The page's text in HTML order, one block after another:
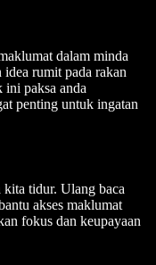
dalam minda
rumit pada rakan
ini paksa anda
penting untuk ingatan
kita tidur. Ulang baca
akses maklumat
fokus dan keupayaan